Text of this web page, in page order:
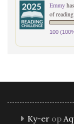
Emmy
of
100
Ky-er op